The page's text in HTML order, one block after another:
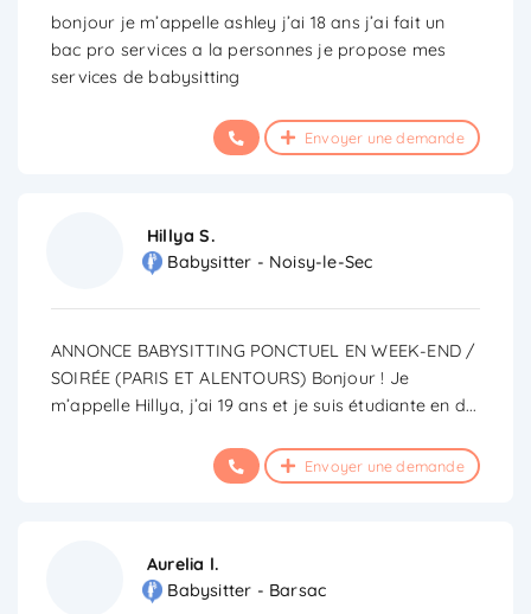
bonjour je m’appelle ashley j’ai 18 ans j’ai fait un
bac pro services a la personnes je propose mes
services de babysitting
Envoyer une demande
Hillya S.
Babysitter - Noisy-le-Sec
ANNONCE BABYSITTING PONCTUEL EN WEEK-END /
SOIRÉE (PARIS ET ALENTOURS) Bonjour ! Je
m’appelle Hillya, j’ai 19 ans et je suis étudiante en d...
Envoyer une demande
Aurelia l.
Babysitter - Barsac